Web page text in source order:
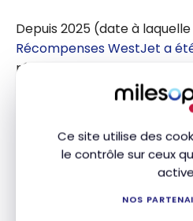
Ce site utilise des
le contrôle sur ceux
NOS
Depuis 2025 (date à
Récompenses WestJet a
récompenses de seuils sont
des seuils de dépenses
WestJet, 200 $ de
niveau ou une carte-
8 000 $ – Choisissez